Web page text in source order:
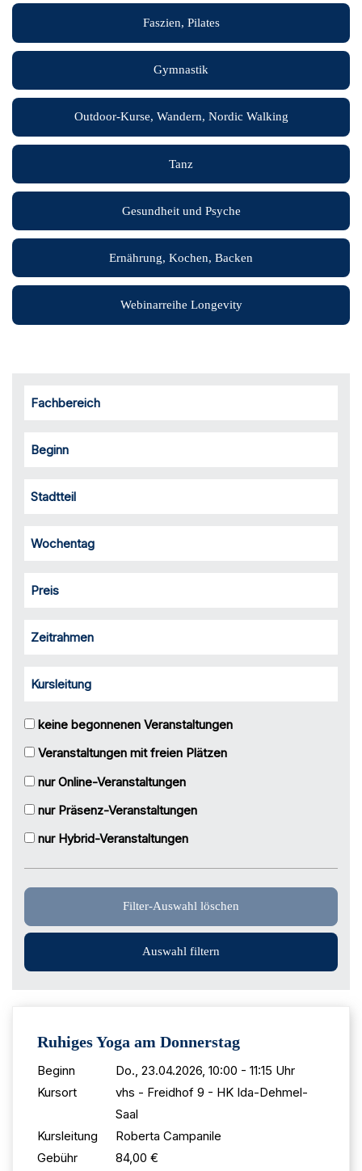
Faszien, Pilates
Gymnastik
Outdoor-Kurse, Wandern, Nordic Walking
Tanz
Gesundheit und Psyche
Ernährung, Kochen, Backen
Webinarreihe Longevity
Fachbereich
Beginn
Stadtteil
Wochentag
Preis
Zeitrahmen
Kursleitung
keine begonnenen Veranstaltungen
Veranstaltungen mit freien Plätzen
nur Online-Veranstaltungen
nur Präsenz-Veranstaltungen
nur Hybrid-Veranstaltungen
Filter-Auswahl löschen
Ruhiges Yoga am Donnerstag
Beginn
Do., 23.04.2026, 10:00 - 11:15 Uhr
Kursort
vhs - Freidhof 9 - HK Ida-Dehmel-
Saal
Kursleitung
Roberta Campanile
Gebühr
84,00 €